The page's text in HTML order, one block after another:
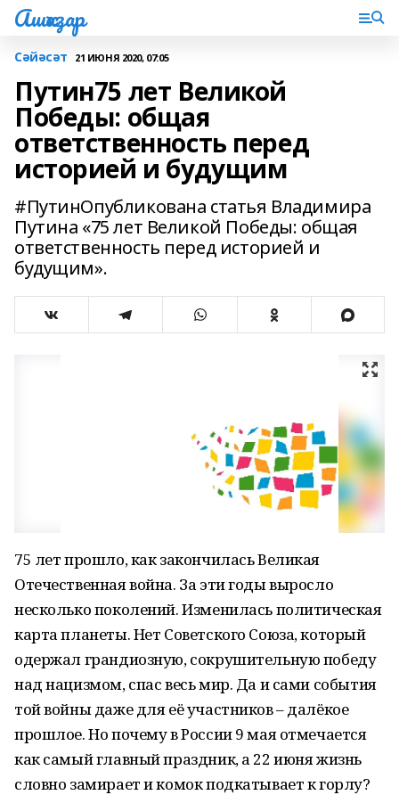
Ашҡаҙар
Сәйәсәт 21 ИЮНЯ 2020, 07:05
Путин75 лет Великой
Победы: общая
ответственность перед
историей и будущим
#ПутинОпубликована статья Владимира
Путина «75 лет Великой Победы: общая
ответственность перед историей и
будущим».
75 лет прошло, как закончилась Великая
Отечественная война. За эти годы выросло
несколько поколений. Изменилась политическая
карта планеты. Нет Советского Союза, который
одержал грандиозную, сокрушительную победу
над нацизмом, спас весь мир. Да и сами события
той войны даже для её участников – далёкое
прошлое. Но почему в России 9 мая отмечается
как самый главный праздник, а 22 июня жизнь
словно замирает и комок подкатывает к горлу?